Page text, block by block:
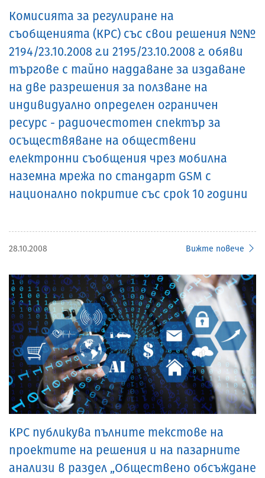
Комисията за регулиране на
съобщенията (КРС) със свои решения №№
2194/23.10.2008 г.и 2195/23.10.2008 г. обяви
търгове с тайно наддаване за издаване
на две разрешения за ползване на
индивидуално определен ограничен
ресурс - радиочестотен спектър за
осъществяване на обществени
електронни съобщения чрез мобилна
наземна мрежа по стандарт GSM с
национално покритие със срок 10 години
28.10.2008 Вижте повече
КРС публикува пълните текстове на
проектите на решения и на пазарните
анализи в раздел „Обществено обсъждане